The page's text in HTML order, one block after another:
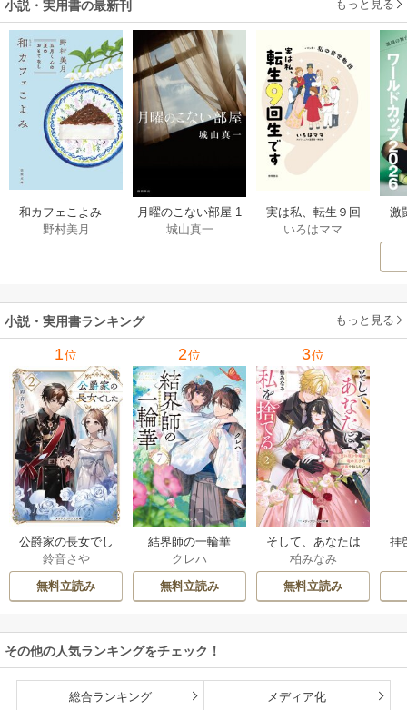
小説・実用書の最新刊 もっと見る
和カフェこよみ
五月くんの夏のお
野村美月
月曜のこない部屋 1
巻
城山真一
実は私、転生９回
生です マンガ
いろはママ
激
小説・実用書ランキング もっと見る
1位
公爵家の長女でし
た
鈴音さや
無料立読み
2位
結界師の一輪華
クレハ
無料立読み
3位
そして、あなたは
私を捨てる
柏みなみ
無料立読み
拝
その他の人気ランキングをチェック！
総合ランキング メディア化